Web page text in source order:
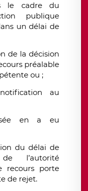
le cadre du
publique
un délai de
de la décision
préalable
ou ;
au
en a eu
du délai de
l’autorité
recours porte
de rejet.